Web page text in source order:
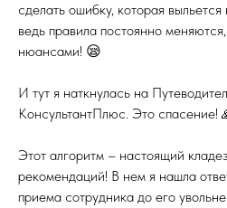
сделать ошибку, которая
ведь правила постоянно
нюансами! 😪
И тут я наткнулась на
КонсультантПлюс. Это спасение!
Этот алгоритм – настоящий
рекомендаций! В нем я нашла
приема сотрудника до его